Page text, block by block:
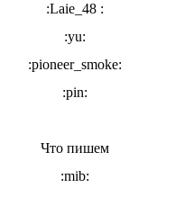
:Laie_48 :
:yu:
:pioneer_smoke:
:pin:
Что пишем
:mib: